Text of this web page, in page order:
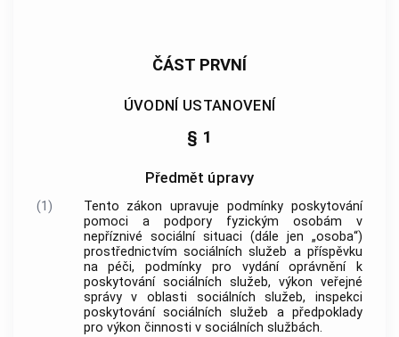
ČÁST PRVNÍ
ÚVODNÍ USTANOVENÍ
§ 1
Předmět úpravy
(1)
Tento zákon upravuje podmínky poskytování
pomoci a podpory fyzickým osobám v
nepříznivé sociální situaci (dále jen „osoba“)
prostřednictvím sociálních služeb a příspěvku
napéči, podmínky pro vydání oprávnění k
poskytování sociálních služeb, výkon veřejné
správy v oblasti sociálních služeb, inspekci
poskytování sociálních služeb a předpoklady
pro výkon činnosti v sociálních službách.